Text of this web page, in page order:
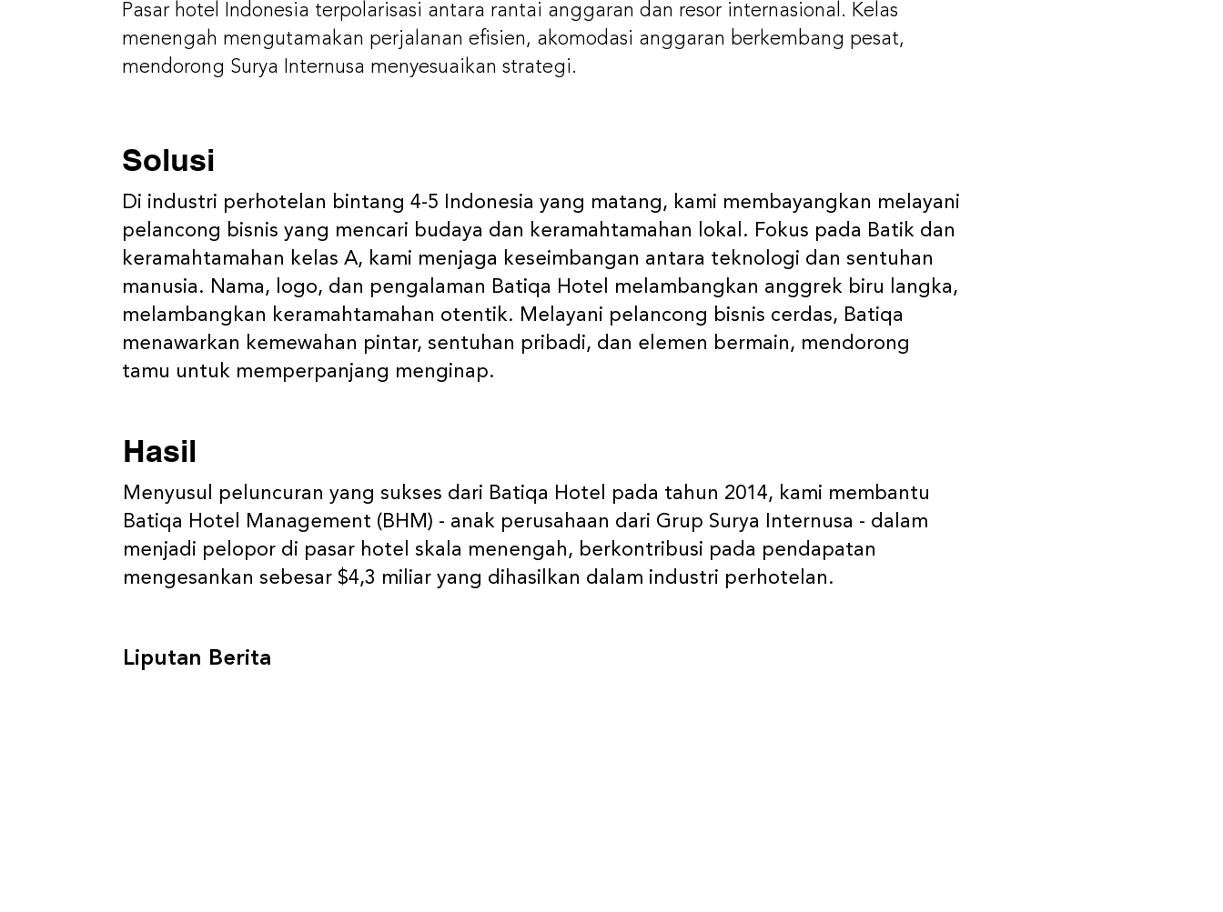
Pasar hotel Indonesia terpolarisasi antara rantai anggaran dan resor internasional. Kelas
menengah mengutamakan perjalanan efisien, akomodasi anggaran berkembang pesat,
mendorong Surya Internusa menyesuaikan strategi.
Solusi
Di industri perhotelan bintang 4-5 Indonesia yang matang, kami membayangkan melayani
pelancong bisnis yang mencari budaya dan keramahtamahan lokal. Fokus pada Batik dan
keramahtamahan kelas A, kami menjaga keseimbangan antara teknologi dan sentuhan
manusia. Nama, logo, dan pengalaman Batiqa Hotel melambangkan anggrek biru langka,
melambangkan keramahtamahan otentik. Melayani pelancong bisnis cerdas, Batiqa
menawarkan kemewahan pintar, sentuhan pribadi, dan elemen bermain, mendorong
tamu untuk memperpanjang menginap.
Hasil
Menyusul peluncuran yang sukses dari Batiqa Hotel pada tahun 2014, kami membantu
Batiqa Hotel Management (BHM) - anak perusahaan dari Grup Surya Internusa - dalam
menjadi pelopor di pasar hotel skala menengah, berkontribusi pada pendapatan
mengesankan sebesar $4,3 miliar yang dihasilkan dalam industri perhotelan.
Liputan Berita